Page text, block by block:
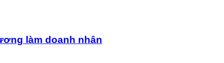
làm doanh nhân